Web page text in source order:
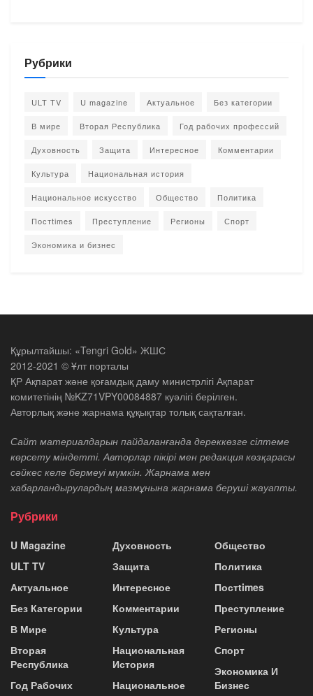
Рубрики
ULT TV U magazine Актуальное Без категории
В мире Вторая Республика Год рабочих профессий
Духовность Защита Интересное Комментарии
Культура Национальная история
Национальное искусство Общество Политика
Постtimes Преступление Регионы Спорт
Экономика и бизнес
Құрылтайшы: «Tengri Gold» ЖШС
2012-2021 © Ұлт порталы
ҚР Ақпарат және қоғамдық даму министрлігі Ақпарат
комитетінің №KZ71VPY00084887 куәлігі берілген.
Авторлық және жарнама құқықтар толық сақталған.
Сайт материалдарын пайдаланғанда дереккөзге сілтеме
көрсету міндетті. Авторлар пікірі мен редакция көзқарасы
сәйкес келе бермеуі мүмкін. Жарнама мен
хабарландырулардың мазмұнына жарнама беруші жауапты.
Рубрики
U Magazine
ULT TV
Актуальное
Без Категории
В Мире
Вторая
Республика
Год Рабочих
Духовность
Защита
Интересное
Комментарии
Культура
Национальная
История
Национальное
Общество
Политика
Постtimes
Преступление
Регионы
Спорт
Экономика И
Бизнес